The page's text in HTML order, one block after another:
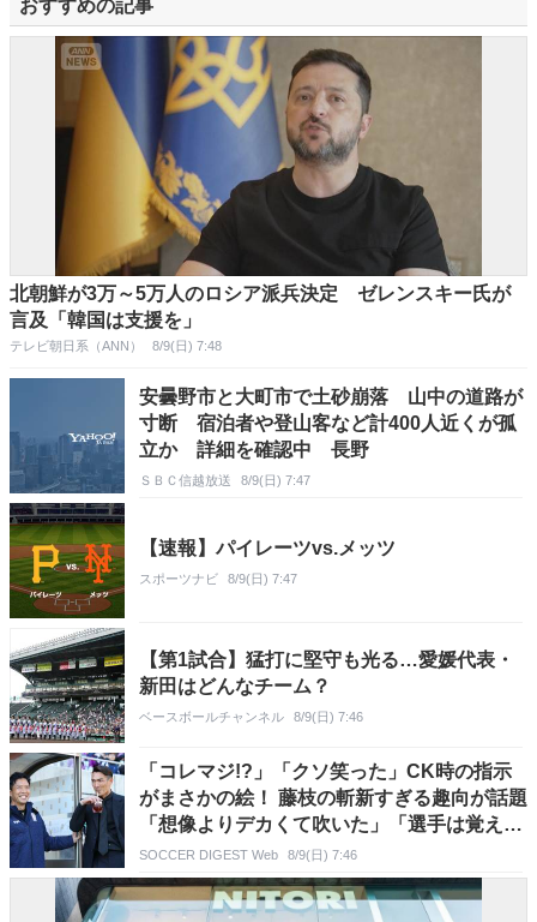
おすすめの記事
北朝鮮が3万～5万人のロシア派兵決定 ゼレンスキー氏が
言及「韓国は支援を」
テレビ朝日系（ANN） 8/9(日) 7:48
安曇野市と大町市で土砂崩落 山中の道路が
寸断 宿泊者や登山客など計400人近くが孤
立か 詳細を確認中 長野
ＳＢＣ信越放送 8/9(日) 7:47
【速報】パイレーツvs.メッツ
スポーツナビ 8/9(日) 7:47
【第1試合】猛打に堅守も光る…愛媛代表・
新田はどんなチーム？
ベースボールチャンネル 8/9(日) 7:46
「コレマジ!?」「クソ笑った」CK時の指示
がまさかの絵！ 藤枝の斬新すぎる趣向が話題
「想像よりデカくて吹いた」「選手は覚えて
んのかwww」
SOCCER DIGEST Web 8/9(日) 7:46